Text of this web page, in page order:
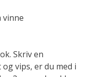
vinne
Skriv en
vips, er du med i